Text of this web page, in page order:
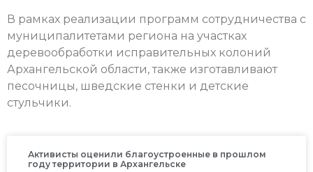
В рамках реализации программ сотрудничества с
муниципалитетами региона на участках
деревообработки исправительных колоний
Архангельской области, также изготавливают
песочницы, шведские стенки и детские
стульчики.
Активисты оценили благоустроенные в прошлом
году территории в Архангельске